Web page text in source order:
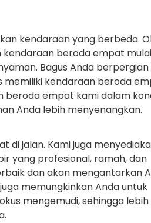
kendaraan yang berbeda.
kendaraan beroda empat mulai
Bagus Anda berpergian
memiliki kendaraan beroda
beroda empat kami dalam
Anda lebih menyenangkan.
di jalan. Kami juga
yang profesional, ramah, dan
dan akan mengantarkan
memungkinkan Anda untuk
mengemudi, sehingga lebih